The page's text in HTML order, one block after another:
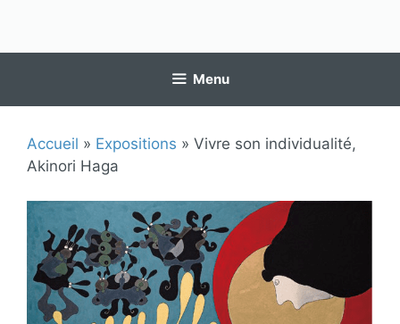
Menu
Accueil » Expositions » Vivre son individualité,
Akinori Haga